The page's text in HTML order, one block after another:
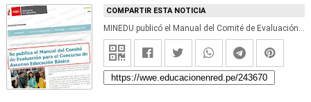
COMPARTIR ESTA NOTICIA
MINEDU publicó el Manual del Comité de Evaluación para el Concurso de Ascenso Educación Básica